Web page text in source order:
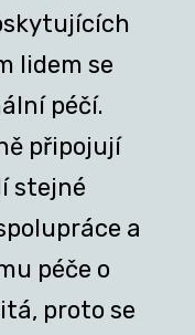
lidem se
péčí.
připojují
stejné
a
péče o
proto se